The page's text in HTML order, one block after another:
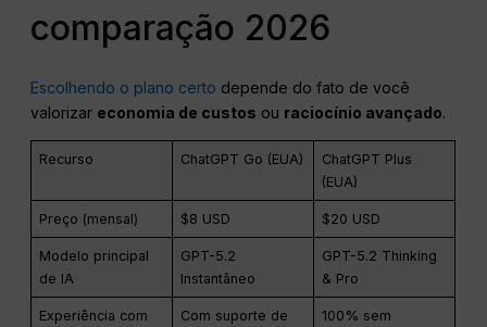
comparação 2026
Escolhendo o plano certo depende do fato de você
valorizar economia de custos ou raciocínio avançado.
Recurso ChatGPT Go (EUA)
ChatGPT Plus
(EUA)
Preço (mensal) $8 USD $20 USD
Modelo principal
de IA
GPT-5.2
Instantâneo
GPT-5.2 Thinking
& Pro
Experiência com
Com suporte de
100% sem